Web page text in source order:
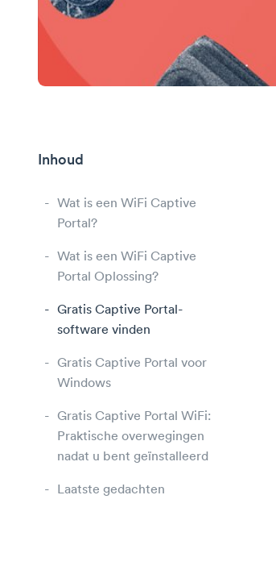
Inhoud
Wat is een WiFi Captive
Portal?
Wat is een WiFi Captive
Portal Oplossing?
Gratis Captive Portal-
software vinden
Gratis Captive Portal voor
Windows
Gratis Captive Portal WiFi:
Praktische overwegingen
nadat u bent geïnstalleerd
Laatste gedachten